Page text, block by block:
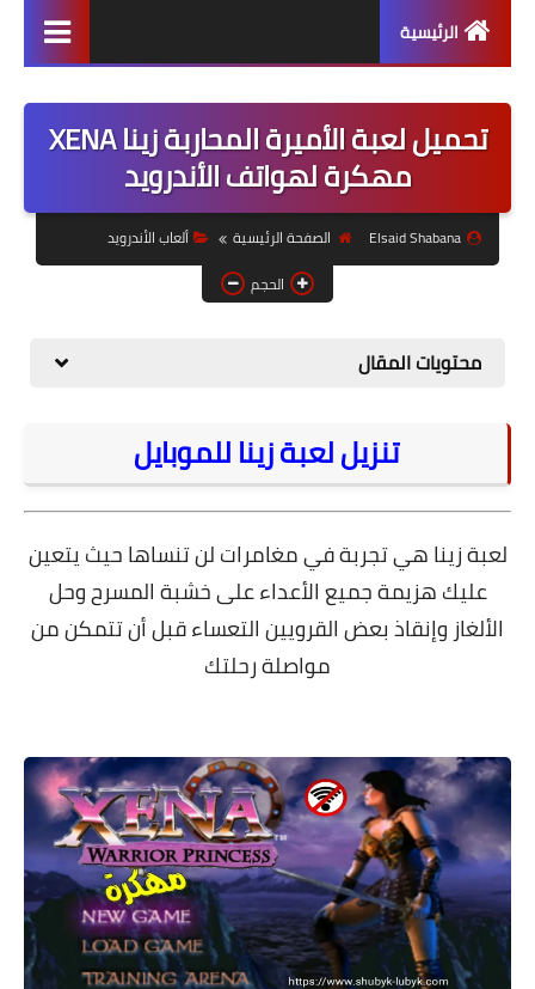
الرئيسية
برامج وتطبيقات
حل مشاكل الهواتف الذكية
تحديث الرسيفرات
أنظمة تشغيل Windows
قصة وعبرة
حماية
أخبار وتكنولوجيا
أدوات كهربائية
قوالب وشروحات بلوجر
معلومات عامة
تحميل لعبة الأميرة المحاربة زينا XENA
مهكرة لهواتف الأندرويد
Elsaid Shabana الصفحة الرئيسية
ألعاب الأندرويد
الحجم
محتويات المقال
تنزيل لعبة زينا للموبايل
لعبة زينا هي تجربة في مغامرات لن تنساها حيث يتعين
عليك هزيمة جميع الأعداء على خشبة المسرح وحل
الألغاز وإنقاذ بعض القرويين التعساء قبل أن تتمكن من
مواصلة رحلتك